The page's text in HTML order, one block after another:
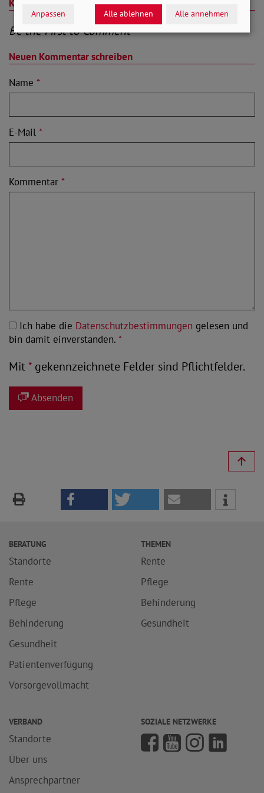
Kommentare (0)
Be the First to Comment
Neuen Kommentar schreiben
Name *
E-Mail *
Kommentar *
Ich habe die Datenschutzbestimmungen gelesen und
bin damit einverstanden. *
Mit*gekennzeichnete Felder sind Pflichtfelder.
Absenden
BERATUNG
Standorte
Rente
Pflege
Behinderung
Gesundheit
Patientenverfügung
Vorsorgevollmacht
THEMEN
Rente
Pflege
Behinderung
Gesundheit
VERBAND
Standorte
Über uns
Ansprechpartner
SOZIALE NETZWERKE
Anpassen Alle ablehnen Alle annehmen